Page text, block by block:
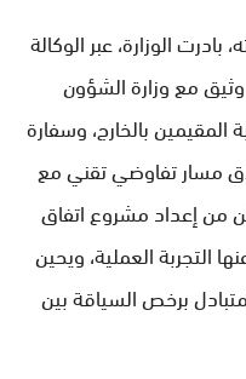
الوزارة، عبر الوكالة
مع وزارة الشؤون
المقيمين بالخارج، وسفارة
مسار تفاوضي تقني مع
من إعداد مشروع اتفاق
التجربة العملية، ويحين
برخص السياقة بين